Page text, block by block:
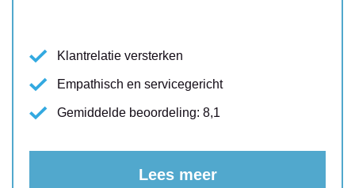
Klantrelatie versterken
Empathisch en servicegericht
Gemiddelde beoordeling: 8,1
Lees meer